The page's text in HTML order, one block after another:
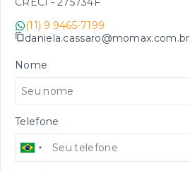
(11) 9 9465-7199
daniela.cassaro@momax.com.br
Nome
Telefone